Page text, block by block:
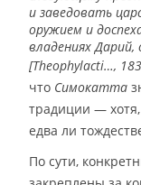
и заведовать
оружием и
владениях
[Theophylacti…,
что Симокатта
традиции —
едва ли
По сути,